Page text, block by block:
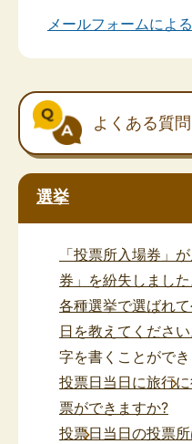
メールフォームによ
よくある質問
選挙
「投票所入場券」
券」を紛失しました
各種選挙で選ばれ
日を教えてください
字を書くことがで
投票日当日に旅行
票ができますか?
投票日当日の投票